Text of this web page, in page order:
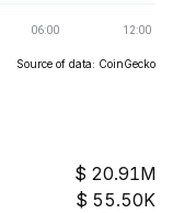
Source of data: CoinGecko
20.91M
55.50K